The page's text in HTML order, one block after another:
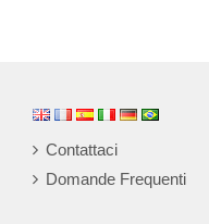
Contattaci
Domande Frequenti